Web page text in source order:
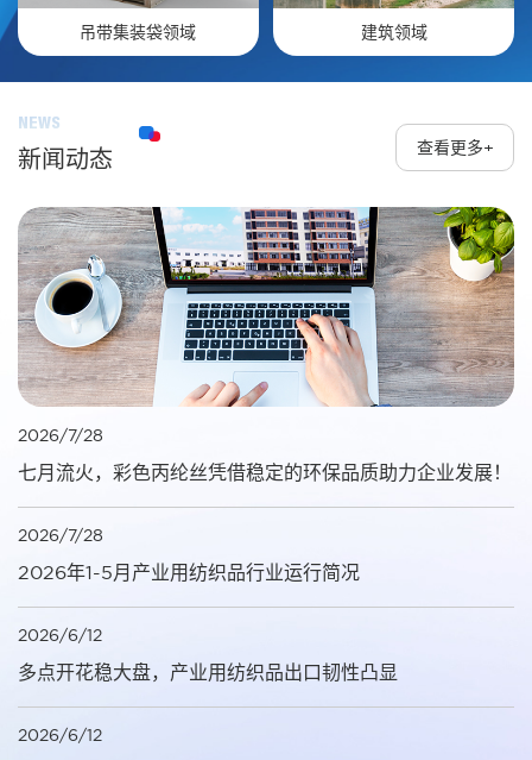
吊带集装袋领域 建筑领域
NEWS
新闻动态 查看更多+
2026/7/28
七月流火，彩色丙纶丝凭借稳定的环保品质助力企业发展！
2026/7/28
2026年1-5月产业用纺织品行业运行简况
2026/6/12
多点开花稳大盘，产业用纺织品出口韧性凸显
2026/6/12